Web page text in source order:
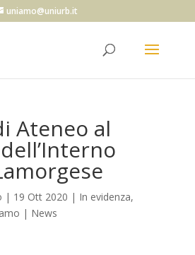
uniamo@uniurb.it
Ateneo al
| 19 Ott 2020 | In evidenza,
| News